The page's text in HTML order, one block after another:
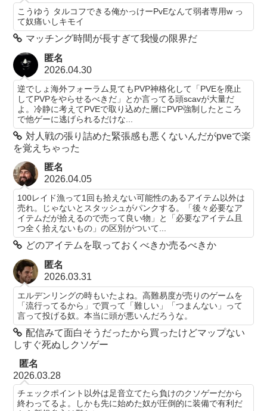
こうゆう タルコフできる俺かっけーPvEなんて弱者専用w っ
て奴痛いしキモイ
マッチング時間が長すぎて我慢の限界だ
匿名
2026.04.30
逆でしょ海外フォーラム見てもPVP神格化して「PVEを廃止
してPVPをやらせるべきだ」とか言ってる頭scavが大量だ
よ。冷静に考えてPVEで取り込めた層にPVP強制したところ
で他ゲーに逃げられるだけな...
対人戦の張り詰めた緊張感も悪くないんだがpveで楽
を覚えちゃった
匿名
2026.04.05
100レイド漁って1回も拾えない可能性のあるアイテム以外は
売れ。じゃないとスタッシュがパンクする。「後々必要なア
イテムだが拾えるので売って良い物」と「必要なアイテム且
つ全く拾えないもの」の区別がついて...
どのアイテムを取っておくべきか売るべきか
匿名
2026.03.31
エルデンリングの時もいたよね。高難易度が売りのゲームを
「流行ってるから」で買って「難しい」「つまんない」って
言って投げる奴。本当に頭が悪いんだろうな。
配信みて面白そうだったから買ったけどマップない
しすぐ死ぬしクソゲー
匿名
2026.03.28
チェックポイント以外は足音立てたら負けのクソゲーだから
終わってるよ。しかも先に始めた奴が圧倒的に装備で有利だ